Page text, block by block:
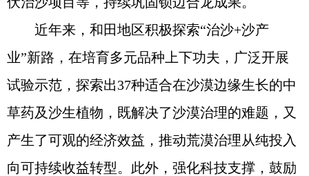
近年来，和田地区积极探索“治沙+沙产
业”新路，在培育多元品种上下功夫，广泛开展
试验示范，探索出37种适合在沙漠边缘生长的中
草药及沙生植物，既解决了沙漠治理的难题，又
产生了可观的经济效益，推动荒漠治理从纯投入
向可持续收益转型。此外，强化科技支撑，鼓励